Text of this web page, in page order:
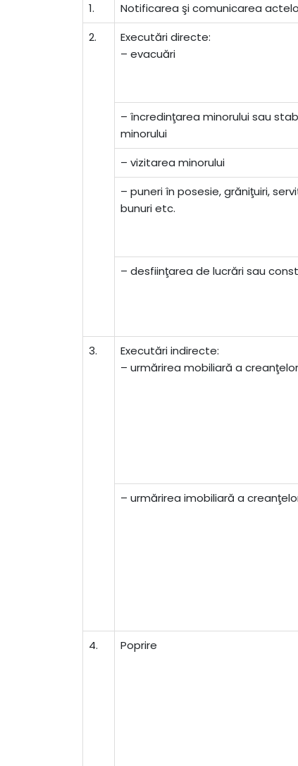
1.
Notificarea şi comunicarea
2.
Executări directe:
– evacuări
– încredinţarea minorului sau
minorului
– vizitarea minorului
– puneri în posesie, grăniţuiri,
bunuri etc.
– desfiinţarea de lucrări sau
3.
Executări indirecte:
– urmărirea mobiliară a creanţelor
– urmărirea imobiliară a
4.
Poprire